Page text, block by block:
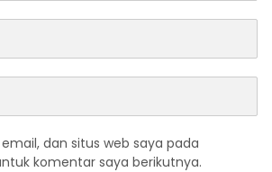
dan situs web saya pada
komentar saya berikutnya.